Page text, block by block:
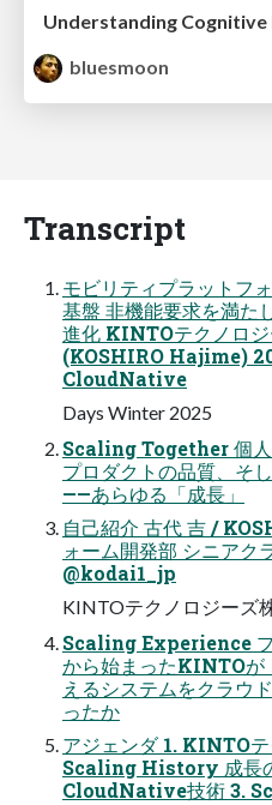
bluesmoon
Transcript
モビリティプラットフ
基盤 非機能要求を満た
進化 KINTOテクノロ
(KOSHIRO Hajime)
CloudNative
Days Winter 2025
Scaling Together 個人
プロダクトの品質、そ
——あらゆる「成長」
自己紹介 古代 吉 /
ォーム開発部 シニアク
@kodai1_jp
KINTOテクノロジーズ
Scaling Experience プ
から始まったKINTOが
えるシステムをクラウ
ったか
アジェンダ 1. KINTO
Scaling History 成長
CloudNative技術 3.